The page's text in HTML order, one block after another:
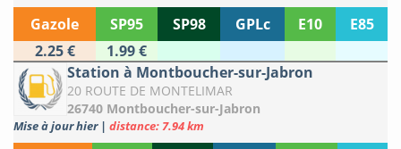
Gazole SP95 SP98 GPLc E10
E85
2.25 €
1.99 €
Station à Montboucher-sur-Jabron
20 ROUTE DE MONTELIMAR
26740 Montboucher-sur-Jabron
Mise à jour hier | distance: 7.94 km